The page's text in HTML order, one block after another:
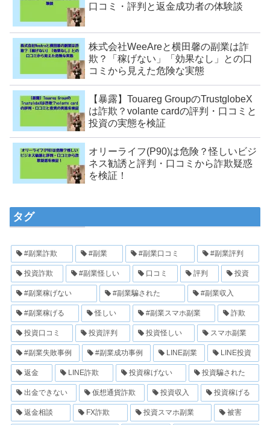
口コミ・評判と返金成功者の体験談
株式会社WeeAreと横田馨の副業は詐
欺？「稼げない」「効果なし」との口
コミから見えた危険な実態
【暴露】Touareg GroupのTrustglobeX
は詐欺？volante cardの評判・口コミと
投資の実態を検証
オリーライフ(P90)は危険？怪しいビジ
ネス勧誘と評判・口コミから詐欺疑惑
を検証！
タグ
#副業詐欺 #副業 #副業口コミ #副業評判
投資詐欺 #副業怪しい 口コミ 評判 投資
#副業稼げない #副業騙された #副業収入
#副業稼げる 怪しい #副業スマホ副業 詐欺
投資口コミ 投資評判 投資怪しい スマホ副業
#副業失敗事例 #副業成功事例 LINE副業 LINE投資
返金 LINE詐欺 投資稼げない 投資騙された
出金できない 仮想通貨詐欺 投資収入 投資稼げる
返金相談 FX詐欺 投資スマホ副業 被害